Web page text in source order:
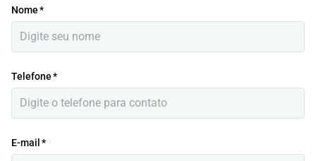
Nome*
Telefone*
E-mail *